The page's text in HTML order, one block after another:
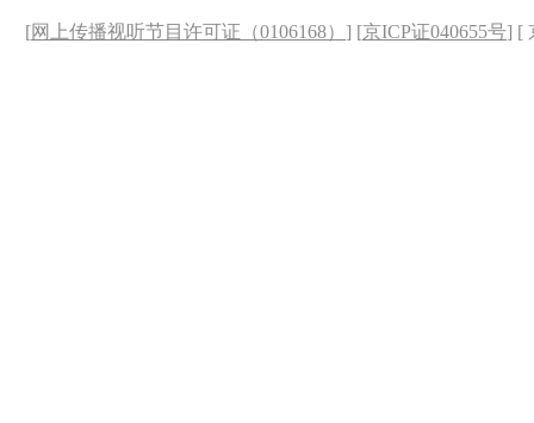
[网上传播视听节目许可证（0106168） ] [京ICP证040655号] [